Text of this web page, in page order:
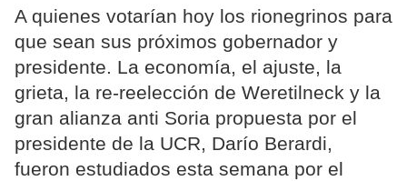
A quienes votarían hoy los rionegrinos para
que sean sus próximos gobernador y
presidente. La economía, el ajuste, la
grieta, la re-reelección de Weretilneck y la
gran alianza anti Soria propuesta por el
presidente de la UCR, Darío Berardi,
fueron estudiados esta semana por el